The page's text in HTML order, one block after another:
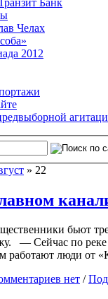
Банк
Челах
2012
» 22
бьют
— Сейчас по реке
работают люди от
нет /